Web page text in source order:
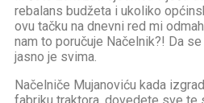
rebalans budžeta i ukoliko
ovu tačku na dnevni red mi
nam to poručuje Načelnik?! Da
jasno je svima.
Načelniče Mujanoviću kada